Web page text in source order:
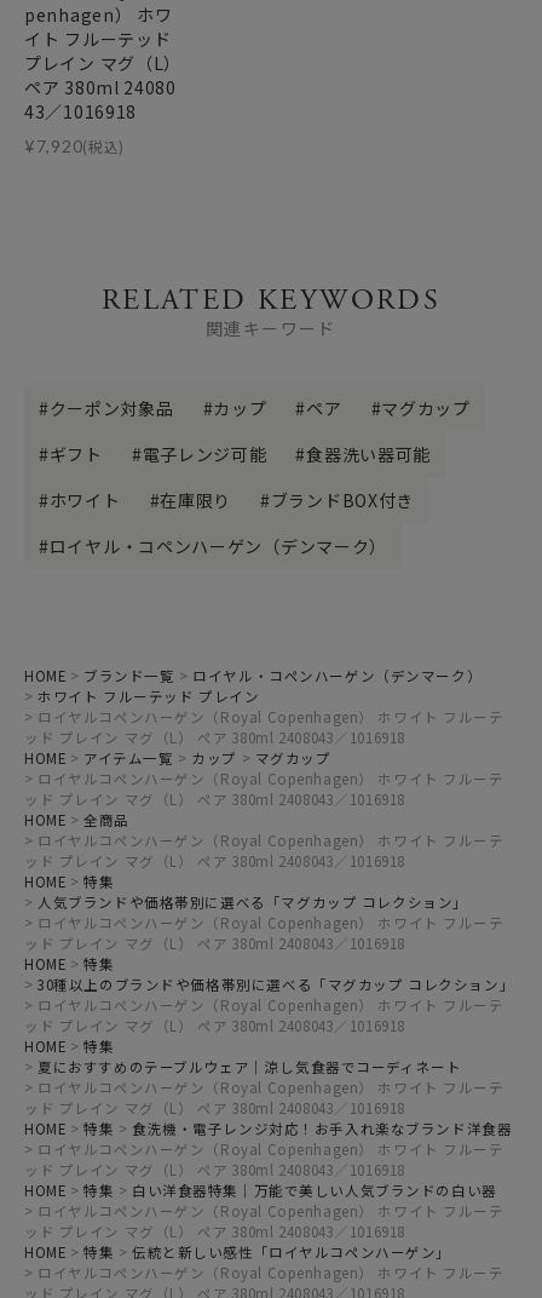
penhagen） ホワ
イト フルーテッド
プレイン マグ（L）
ペア 380ml 24080
43／1016918
¥7,920(税込)
RELATED KEYWORDS
関連キーワード
クーポン対象品 カップ ペア
マグカップ
ギフト
電子レンジ可能
食器洗い器可能
ホワイト
在庫限り
ブランドBOX付き
ロイヤル・コペンハーゲン（デンマーク）
HOME ブランド一覧
ロイヤル・コペンハーゲン（デンマーク）
ホワイト フルーテッド プレイン
ロイヤルコペンハーゲン（Royal Copenhagen） ホワイト フルーテ
ッド プレイン マグ（L） ペア 380ml 2408043／1016918
HOME
アイテム一覧 カップ
マグカップ
ロイヤルコペンハーゲン（Royal Copenhagen） ホワイト フルーテ
ッド プレイン マグ（L） ペア 380ml 2408043／1016918
HOME
全商品
ロイヤルコペンハーゲン（Royal Copenhagen） ホワイト フルーテ
ッド プレイン マグ（L） ペア 380ml 2408043／1016918
HOME
特集
人気ブランドや価格帯別に選べる「マグカップ コレクション」
ロイヤルコペンハーゲン（Royal Copenhagen） ホワイト フルーテ
ッド プレイン マグ（L） ペア 380ml 2408043／1016918
HOME
特集
30種以上のブランドや価格帯別に選べる「マグカップ コレクション」
ロイヤルコペンハーゲン（Royal Copenhagen） ホワイト フルーテ
ッド プレイン マグ（L） ペア 380ml 2408043／1016918
HOME
特集
夏におすすめのテーブルウェア｜涼し気食器でコーディネート
ロイヤルコペンハーゲン（Royal Copenhagen） ホワイト フルーテ
ッド プレイン マグ（L） ペア 380ml 2408043／1016918
HOME
特集
食洗機・電子レンジ対応！お手入れ楽なブランド洋食器
ロイヤルコペンハーゲン（Royal Copenhagen） ホワイト フルーテ
ッド プレイン マグ（L） ペア 380ml 2408043／1016918
HOME
特集
白い洋食器特集｜万能で美しい人気ブランドの白い器
ロイヤルコペンハーゲン（Royal Copenhagen） ホワイト フルーテ
ッド プレイン マグ（L） ペア 380ml 2408043／1016918
HOME
特集
伝統と新しい感性「ロイヤルコペンハーゲン」
ロイヤルコペンハーゲン（Royal Copenhagen） ホワイト フルーテ
ッド プレイン マグ（L） ペア 380ml 2408043／1016918